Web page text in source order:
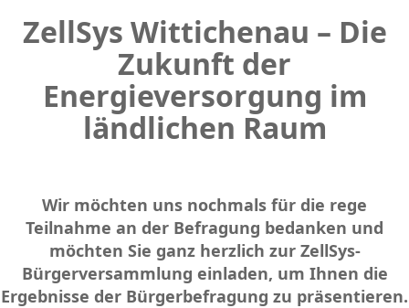
ZellSys Wittichenau – Die
Zukunft der
Energieversorgung im
ländlichen Raum
Wir möchten uns nochmals für die rege
Teilnahme an der Befragung bedanken und
möchten Sie ganz herzlich zur ZellSys-
Bürgerversammlung einladen, um Ihnen die
Ergebnisse der Bürgerbefragung zu präsentieren.